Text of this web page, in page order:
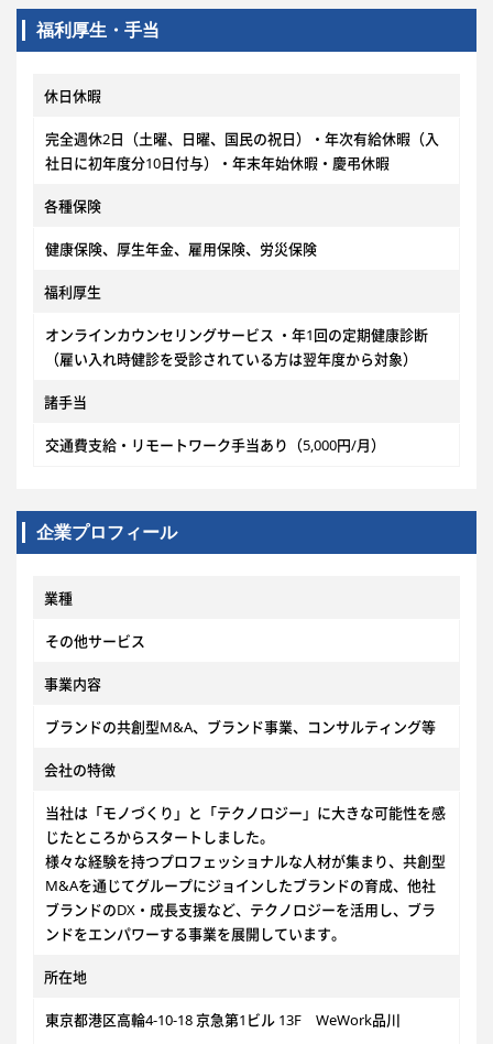
福利厚生・手当
休日休暇
完全週休2日（土曜、日曜、国民の祝日）・年次有給休暇（入
社日に初年度分10日付与）・年末年始休暇・慶弔休暇
各種保険
健康保険、厚生年金、雇用保険、労災保険
福利厚生
オンラインカウンセリングサービス ・年1回の定期健康診断
（雇い入れ時健診を受診されている方は翌年度から対象）
諸手当
交通費支給・リモートワーク手当あり（5,000円/月）
企業プロフィール
業種
その他サービス
事業内容
ブランドの共創型M&A、ブランド事業、コンサルティング等
会社の特徴
当社は「モノづくり」と「テクノロジー」に大きな可能性を感
じたところからスタートしました。
様々な経験を持つプロフェッショナルな人材が集まり、共創型
M&Aを通じてグループにジョインしたブランドの育成、他社
ブランドのDX・成長支援など、テクノロジーを活用し、ブラ
ンドをエンパワーする事業を展開しています。
所在地
東京都港区高輪4-10-18 京急第1ビル 13F WeWork品川